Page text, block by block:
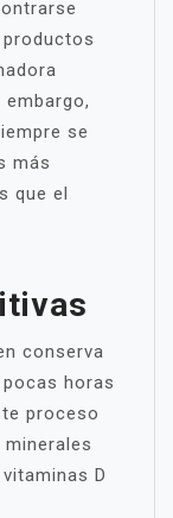
se
más
que el
conserva
horas
proceso
D